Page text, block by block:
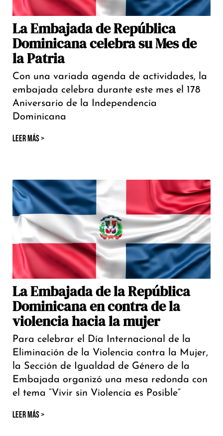
La Embajada de República
Dominicana celebra su Mes de
la Patria
Con una variada agenda de actividades, la
embajada celebra durante este mes el 178
Aniversario de la Independencia
Dominicana
LEER MÁS >
La Embajada de la República
Dominicana en contra de la
violencia hacia la mujer
Para celebrar el Día Internacional de la
Eliminación de la Violencia contra la Mujer,
la Sección de Igualdad de Género de la
Embajada organizó una mesa redonda con
el tema “Vivir sin Violencia es Posible”
LEER MÁS >